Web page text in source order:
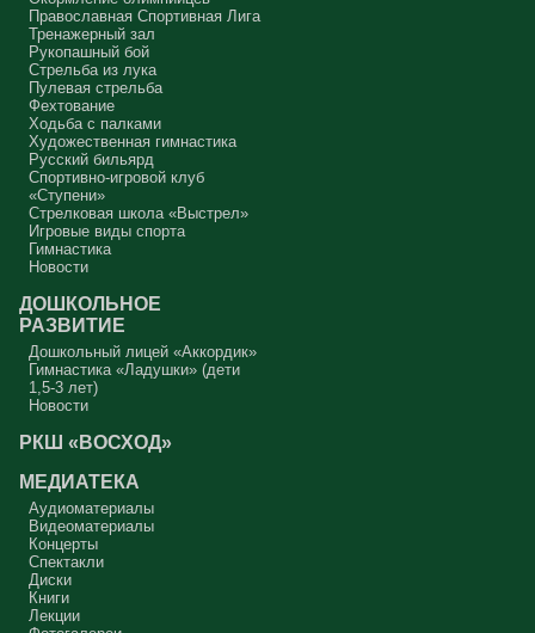
Православная Спортивная Лига
Тренажерный зал
Рукопашный бой
Стрельба из лука
Пулевая стрельба
Фехтование
Ходьба с палками
Художественная гимнастика
Русский бильярд
Спортивно-игровой клуб
«Ступени»
Стрелковая школа «Выстрел»
Игровые виды спорта
Гимнастика
Новости
ДОШКОЛЬНОЕ
РАЗВИТИЕ
Дошкольный лицей «Аккордик»
Гимнастика «Ладушки» (дети
1,5-3 лет)
Новости
РКШ «ВОСХОД»
МЕДИАТЕКА
Аудиоматериалы
Видеоматериалы
Концерты
Спектакли
Диски
Книги
Лекции